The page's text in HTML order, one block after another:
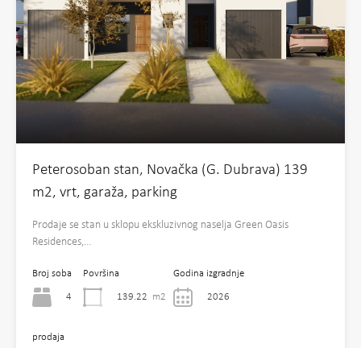
Peterosoban stan, Novačka (G. Dubrava) 139
m2, vrt, garaža, parking
Prodaje se stan u sklopu ekskluzivnog naselja Green Oasis
Residences,…
Broj soba
4
Površina
139.22 m2
Godina izgradnje
2026
prodaja